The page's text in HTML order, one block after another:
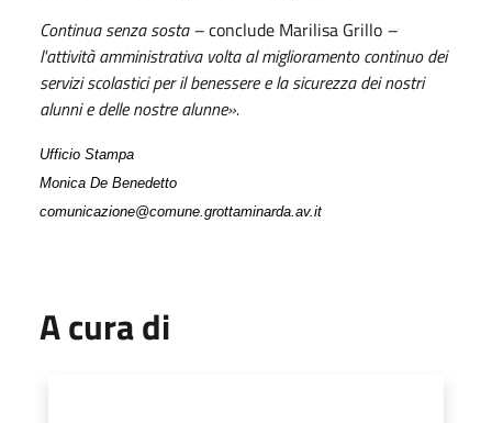
Continua senza sosta –conclude Marilisa Grillo –
l'attività amministrativa volta al miglioramento continuo dei
servizi scolastici per il benessere e la sicurezza dei nostri
alunni e delle nostre alunne».
Ufficio Stampa
Monica De Benedetto
comunicazione@comune.grottaminarda.av.it
A cura di